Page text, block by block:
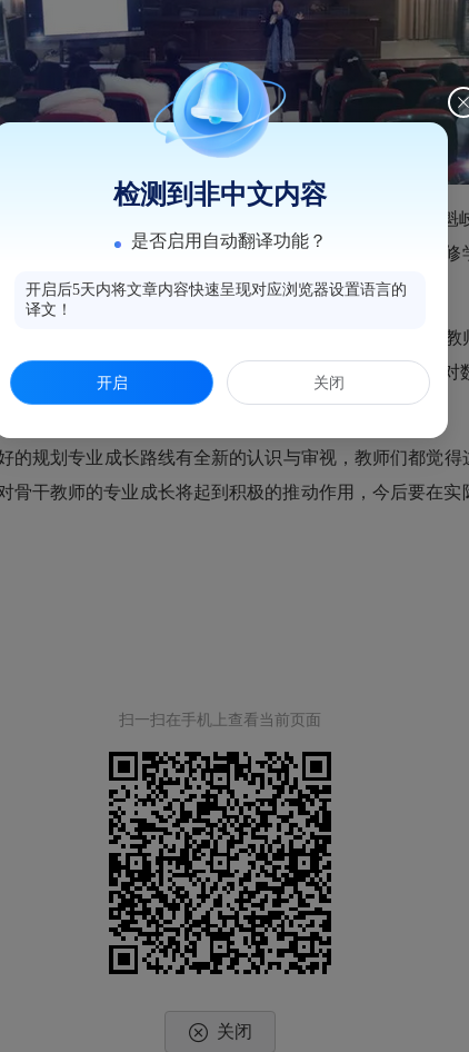
有长远发展和创新能力的教师队伍，
魁
建省林碧珍小学数学名师工作室成员、连江县教师进
等方面，以国学经典名句为导引，为大家详细分析了
为大家解读了教师专业化成长的方法。另外，郑老师还
起到了很大的推动作用。
规划专业成长路线有全新的认识与审视，教师们都觉
骨干教师的专业成长将起到积极的推动作用，今后要在
扫一扫在手机上查看当前页面
关闭
检测到非中文内容
是否启用自动翻译功能？
开启后5天内将文章内容快速呈现对应浏览器设置语言的
译文！
开启 关闭